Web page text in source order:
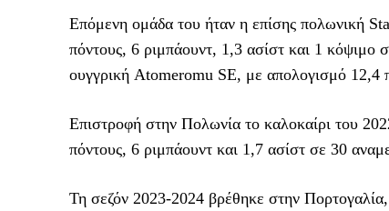
Επόμενη ομάδα του ήταν η επίσης πολωνική
πόντους, 6 ριμπάουντ, 1,3 ασίστ και 1 κόψιμο
ουγγρική Atomeromu SE, με απολογισμό 12,4
Επιστροφή στην Πολωνία το καλοκαίρι του
πόντους, 6 ριμπάουντ και 1,7 ασίστ σε 30
Τη σεζόν 2023-2024 βρέθηκε στην